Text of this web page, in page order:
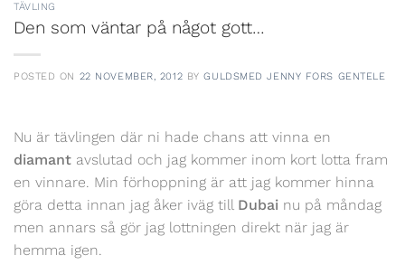
TÄVLING
Den som väntar på något gott…
POSTED ON 22 NOVEMBER, 2012 BYGULDSMED JENNY FORS GENTELE
Nu är tävlingen där ni hade chans att vinna en
diamant avslutad och jag kommer inom kort lotta fram
en vinnare. Min förhoppning är att jag kommer hinna
göra detta innan jag åker iväg till Dubai nu på måndag
men annars så gör jag lottningen direkt när jag är
hemma igen.